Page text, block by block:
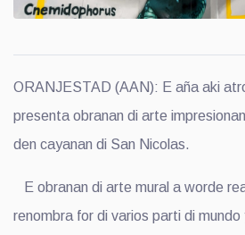
ORANJESTAD (AAN): E aña aki
presenta obranan di arte
den cayanan di San Nicolas.
E obranan di arte mural a worde
renombra for di varios parti di